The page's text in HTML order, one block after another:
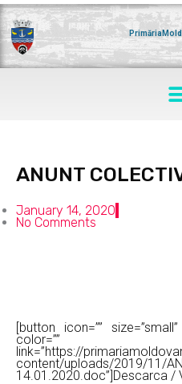
Skip
to
content
ANUNT
January 14, 2020
No Comments
[button icon=””
color=””
link=”https://
content/uploads/2019/11/
14.01.2020.doc”]Descarca /